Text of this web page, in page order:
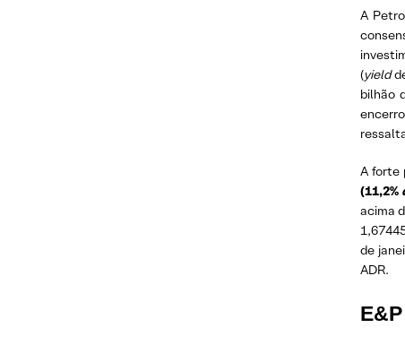
A
(yield
bilhão
A forte
(11,2%
acima
de
ADR.
E&P